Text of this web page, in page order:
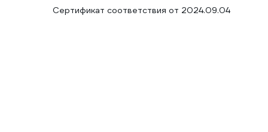
Сертификат соответствия от 2024.09.04